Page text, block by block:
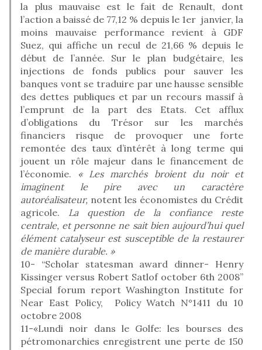
la plus mauvaise est le fait de Renault, dont
l’action a baissé de 77,12 % depuis le 1er janvier, la
moins mauvaise performance revient à GDF
Suez, qui affiche un recul de 21,66 % depuis le
début de l’année. Sur le plan budgétaire, les
injections de fonds publics pour sauver les
banques vont se traduire par une hausse sensible
des dettes publiques et par un recours massif à
l’emprunt de la part des Etats. Cet afflux
d’obligations du Trésor sur les marchés
financiers risque de provoquer une forte
remontée des taux d’intérêt à long terme qui
jouent un rôle majeur dans le financement de
l’économie. « Les marchés broient du noir et
imaginent le pire avec un caractère
autoréalisateur, notent les économistes du Crédit
agricole. La question de la confiance reste
centrale, et personne ne sait bien aujourd’hui quel
élément catalyseur est susceptible de la restaurer
de manière durable. »
10- “Scholar statesman award dinner- Henry
Kissinger versus Robert Satlof october 6th 2008”
Special forum report Washington Institute for
Near East Policy, Policy Watch N°1411 du 10
octobre 2008
11-«Lundi noir dans le Golfe: les bourses des
pétromonarchies enregistrent une perte de 150